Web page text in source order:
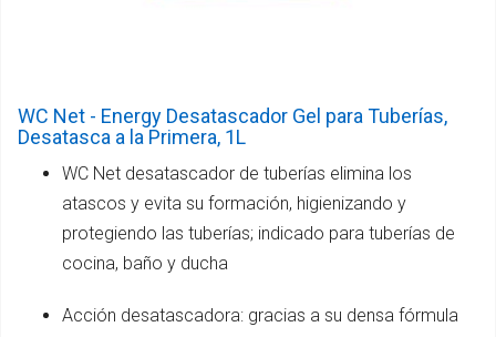
WC Net - Energy Desatascador Gel para Tuberías,
Desatasca a la Primera, 1L
WC Net desatascador de tuberías elimina los
atascos y evita su formación, higienizando y
protegiendo las tuberías; indicado para tuberías de
cocina, baño y ducha
Acción desatascadora: gracias a su densa fórmula